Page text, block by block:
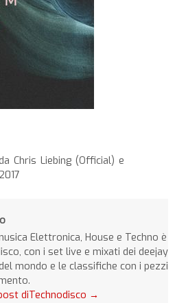
Chris Liebing (Official) e
Elettronica, House e Techno è
con i set live e mixati dei deejay
mondo e le classifiche con i pezzi
diTechnodisco →